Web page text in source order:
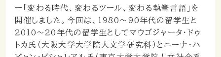
ー「変わる時代、変わるツール、変わる執筆言語」を
開催しました。今回は、1980～90年代の留学生と
2010～20年代の留学生としてマウゴジャータ・ドゥ
トカ氏（大阪大学大学院人文学研究科）とニーナ・ハ